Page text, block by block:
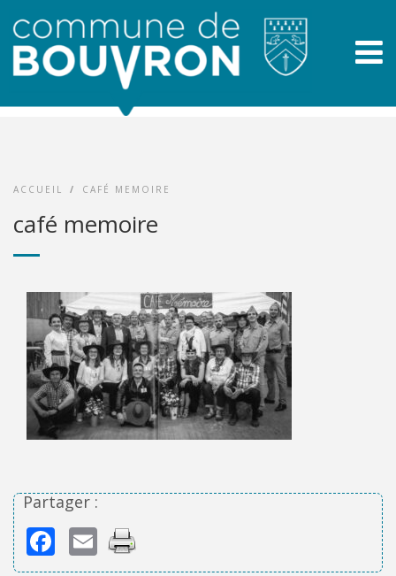
ACCUEIL / CAFÉ MEMOIRE
café memoire
Partager :
Facebook
Email